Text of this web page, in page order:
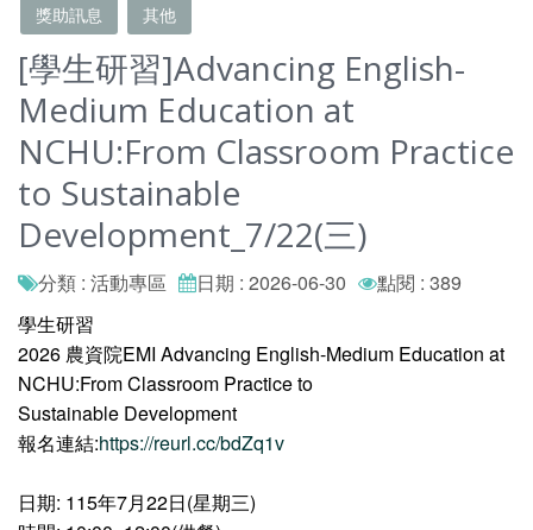
獎助訊息 其他
[學生研習]Advancing English-
Medium Education at
NCHU:From Classroom Practice
to Sustainable
Development_7/22(三)
分類 : 活動專區 日期 : 2026-06-30
點閱 : 389
學生研習
2026 農資院EMI Advancing English-Medium Education at
NCHU:From Classroom Practice to
Sustainable Development
報名連結:https://reurl.cc/bdZq1v
日期: 115年7月22日(星期三)